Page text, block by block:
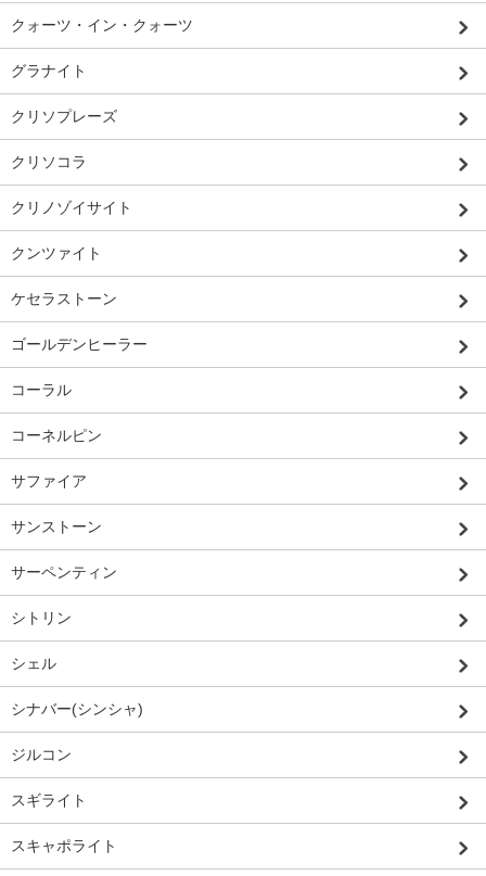
クォーツ・イン・クォーツ
グラナイト
クリソプレーズ
クリソコラ
クリノゾイサイト
クンツァイト
ケセラストーン
ゴールデンヒーラー
コーラル
コーネルピン
サファイア
サンストーン
サーペンティン
シトリン
シェル
シナバー(シンシャ)
ジルコン
スギライト
スキャポライト